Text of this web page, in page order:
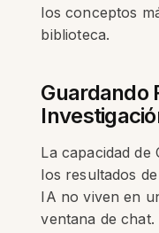
los conceptos
biblioteca.
Guardando
La capacidad de
los resultados
IA no viven en
ventana de